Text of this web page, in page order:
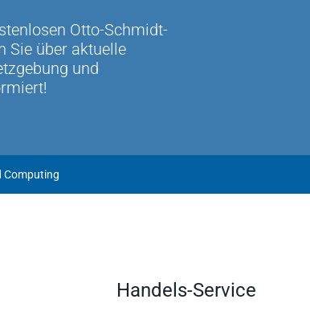
überzeugt durch seine umfassende Darstellung
MMR 10/2014
überzeugt durch eine umfassende Darstellung
Matthias Lachenmann, Paderborn MMR 10/2014
Otto-Schmidt-
Sie über aktuelle
und
Computing
Handels-Service